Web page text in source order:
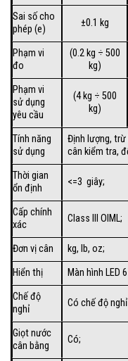
Sai số cho
phép (e)
±0.1 kg
Phạm vi
đo
(0.2 kg ÷ 500
kg)
Phạm vi
sử dụng
yêu cầu
(4 kg ÷ 500
kg)
Tính năng
sử dụng
Định lượng, trừ
cân kiểm tra,
Thời gian
ổn định
<=3 giây;
Cấp chính
xác
Class III OIML;
Đơn vị cân
kg, lb, oz;
Hiển thị
Màn hình LED
Chế độ
nghỉ
Có chế độ
Giọt nước
cân bằng
Có;